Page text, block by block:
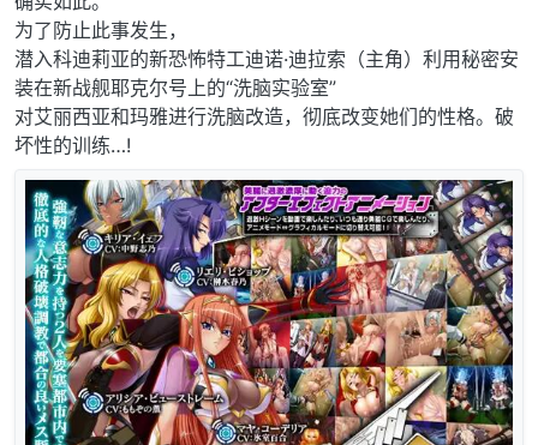
为了防止此事发生，
潜入科迪莉亚的新恐怖特工迪诺·迪拉索（主角）利用秘密安
装在新战舰耶克尔号上的“洗脑实验室”
对艾丽西亚和玛雅进行洗脑改造，彻底改变她们的性格。破
坏性的训练…!